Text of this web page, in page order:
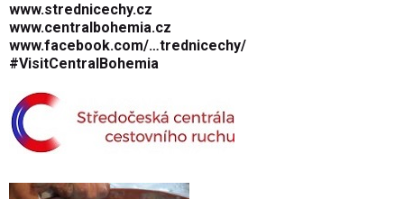
www.strednicechy.cz
www.centralbohemia.cz
www.facebook.com/…trednicechy/
#VisitCentral­Bohemia